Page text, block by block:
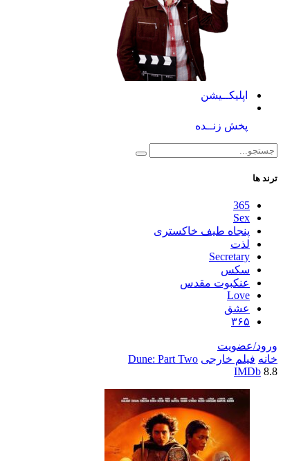
اپلیکــیشن
پخش زنــده
ترند ها
365
Sex
پنجاه طیف خاکستری
لذت
Secretary
سکس
عنکبوت مقدس
Love
عشق
۳۶۵
ورود/عضویت
خانه فیلم خارجی Dune: Part Two
IMDb 8.8